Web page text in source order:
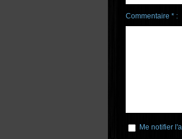
Commentaire * :
Me notifier